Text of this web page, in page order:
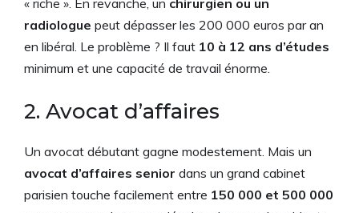
radiologue peut dépasser les 200 000 euros par an
en libéral. Le problème ? Il faut 10 à 12 ans d’études
minimum et une capacité de travail énorme.
2. Avocat d’affaires
Un avocat débutant gagne modestement. Mais un
avocat d’affaires senior dans un grand cabinet
parisien touche facilement entre 150 000 et 500 000